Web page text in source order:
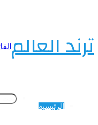
العالمالقائمة